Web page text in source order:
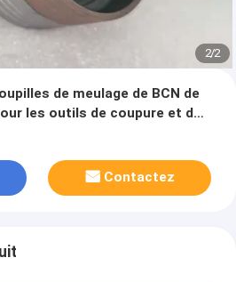
2/2
de meulage de BCN de
les outils de coupure et de
Contactez